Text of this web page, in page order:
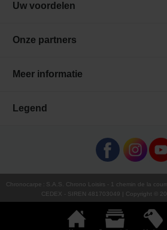
Uw voordelen
Onze partners
Meer informatie
Legend
Chronocarpe : S.A.S. Chrono Loisirs - 1 chemin de la
CEDEX - SIREN 481703049 | Copyright ©